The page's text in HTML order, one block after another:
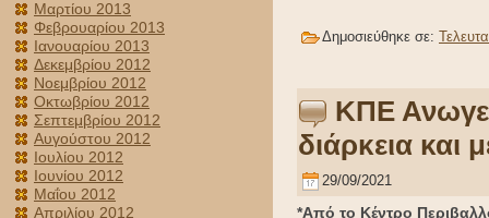
Μαρτίου 2013
Φεβρουαρίου 2013
Ιανουαρίου 2013
Δεκεμβρίου 2012
Νοεμβρίου 2012
Οκτωβρίου 2012
Σεπτεμβρίου 2012
Αυγούστου 2012
Ιουλίου 2012
Ιουνίου 2012
Μαΐου 2012
Απριλίου 2012
Δημοσιεύθηκε σε:
ΚΠΕ
διάρκεια και
29/09/2021
*Από το Κέντρο